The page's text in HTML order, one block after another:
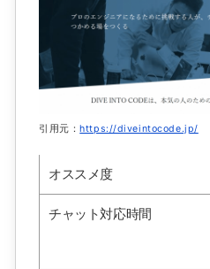
引用元： https://diveintocode.jp/
オススメ度
チャット対応時間